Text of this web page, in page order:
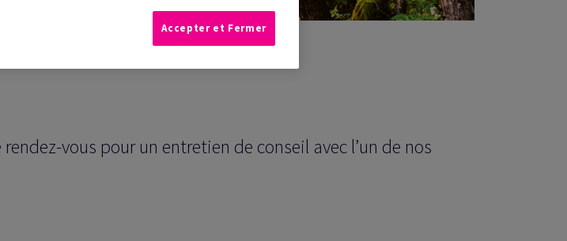
vous pour un entretien de conseil avec l’un de nos
Accepter et Fermer